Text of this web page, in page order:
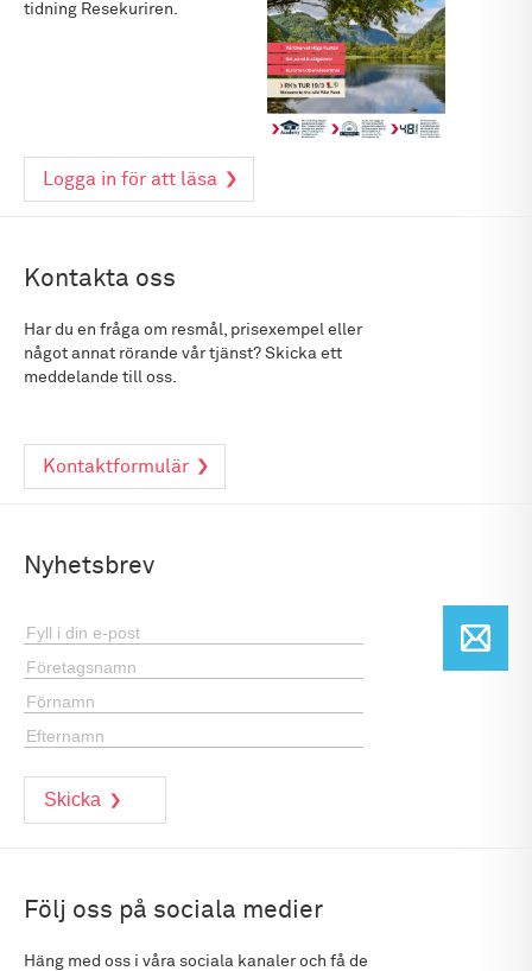
tidning Resekuriren.
Logga in för att läsa
Kontakta oss
Har du en fråga om resmål, prisexempel eller
något annat rörande vår tjänst? Skicka ett
meddelande till oss.
Kontaktformulär
Nyhetsbrev
Följ oss på sociala medier
Häng med oss i våra sociala kanaler och få de